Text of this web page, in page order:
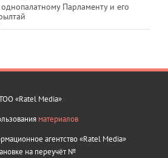
Парламенту и его
«Ratel Media»
материалов
агентство «Ratel Media»
на переучёт №